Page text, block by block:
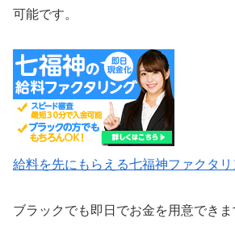
可能です。
給料を先にもらえる七福神ファクタリ
ブラックでも即日でお金を用意できま